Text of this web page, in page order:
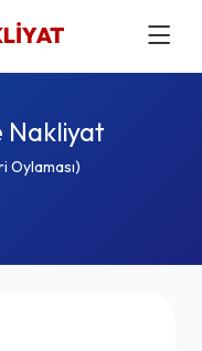
Nakliyat
Oylaması)